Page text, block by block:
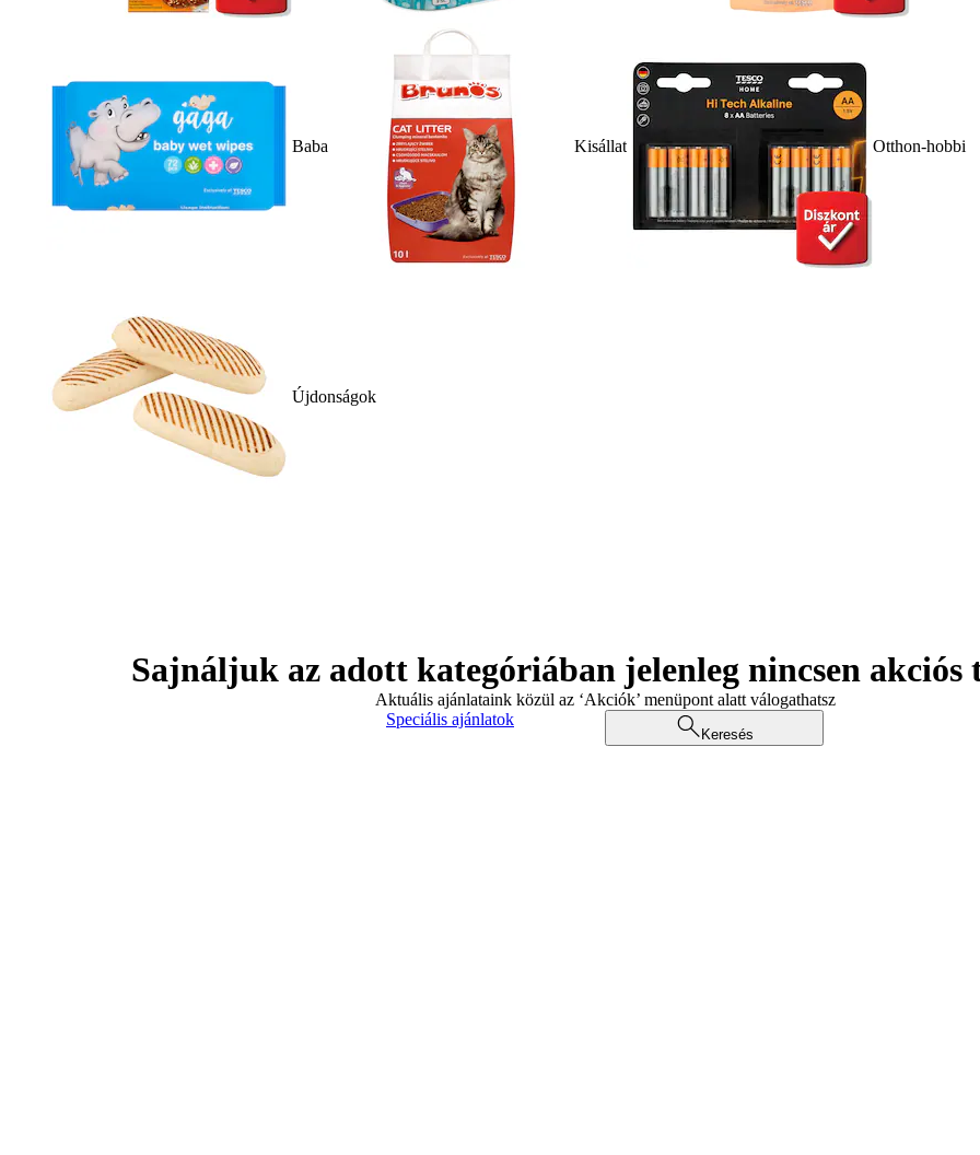
Baba Kisállat Otthon-hobbi
Újdonságok
Sajnáljuk az adott kategóriában jelenleg nincsen akciós
Aktuális ajánlataink közül az ‘Akciók’ menüpont alatt válogathatsz
Speciális ajánlatok
Keresés